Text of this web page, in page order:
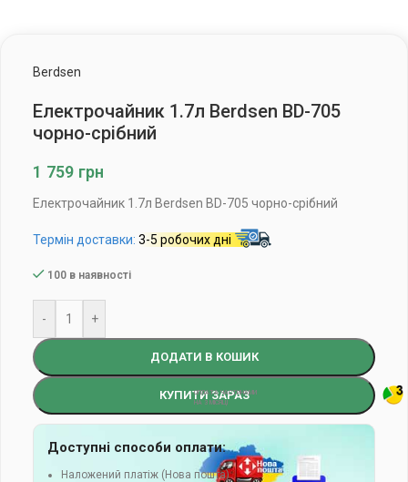
Berdsen
Електрочайник 1.7л Berdsen BD-705
чорно-срібний
1 759 грн
Електрочайник 1.7л Berdsen BD-705 чорно-срібний
Термін доставки: 3-5 робочих дні
100 в наявності
- +
ДОДАТИ В КОШИК
КУПИТИ ЗАРАЗ
Доступні способи оплати:
Наложений платіж (Нова пошта)